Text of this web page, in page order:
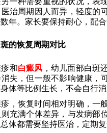
治周期因人而异，轻度的
年。家长要保持耐心，配
的恢复周期对比
和白癜风 ，幼儿面部白斑
失，但一般不影响健康，
体等比例生长，不会自行消
，恢复时间相对明确，一
充满个体差异，与发病部
体都需要坚持医治，定期复